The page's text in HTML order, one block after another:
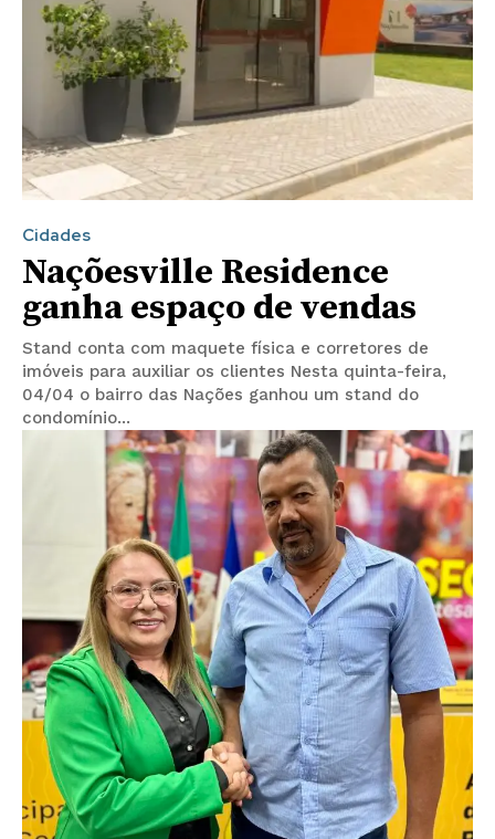
Cidades
Naçõesville Residence
ganha espaço de vendas
Stand conta com maquete física e corretores de
imóveis para auxiliar os clientes Nesta quinta-feira,
04/04 o bairro das Nações ganhou um stand do
condomínio...